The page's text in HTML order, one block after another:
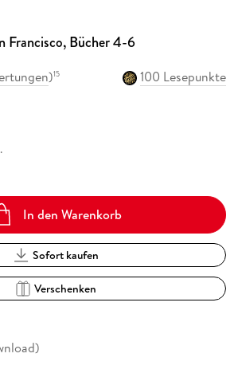
Francisco, Bücher 4-6
)15
100 Lesepunkte
In den Warenkorb
Sofort kaufen
Verschenken